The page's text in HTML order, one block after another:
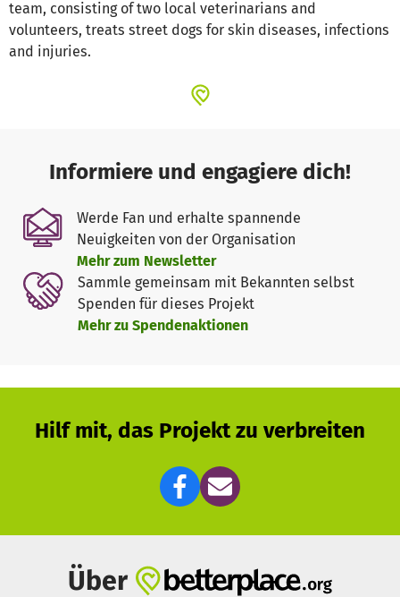
team, consisting of two local veterinarians and
volunteers, treats street dogs for skin diseases, infections
and injuries.
Informiere und engagiere dich!
Werde Fan und erhalte spannende
Neuigkeiten von der Organisation
Mehr zum Newsletter
Sammle gemeinsam mit Bekannten selbst
Spenden für dieses Projekt
Mehr zu Spendenaktionen
Hilf mit, das Projekt zu verbreiten
Über